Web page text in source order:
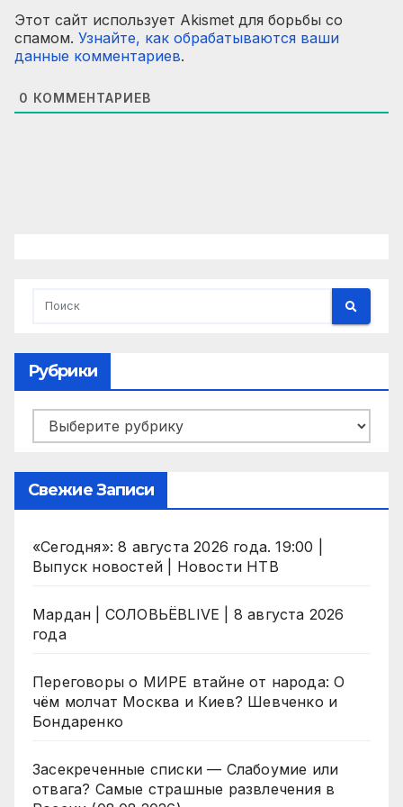
Этот сайт использует Akismet для борьбы со
спамом. Узнайте, как обрабатываются ваши
данные комментариев.
0 КОММЕНТАРИЕВ
Рубрики
Рубрики
Свежие Записи
«Сегодня»: 8 августа 2026 года. 19:00 |
Выпуск новостей | Новости НТВ
Мардан | СОЛОВЬЁВLIVE | 8 августа 2026
года
Переговоры о МИРЕ втайне от народа: О
чём молчат Москва и Киев? Шевченко и
Бондаренко
Засекреченные списки — Слабоумие или
отвага? Самые страшные развлечения в